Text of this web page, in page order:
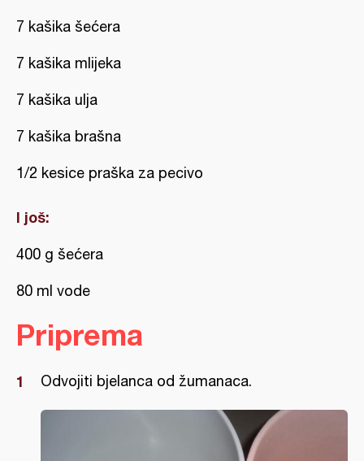
7 kašika šećera
7 kašika mlijeka
7 kašika ulja
7 kašika brašna
1/2 kesice praška za pecivo
I još:
400 g šećera
80 ml vode
Priprema
Odvojiti bjelanca od žumanaca.